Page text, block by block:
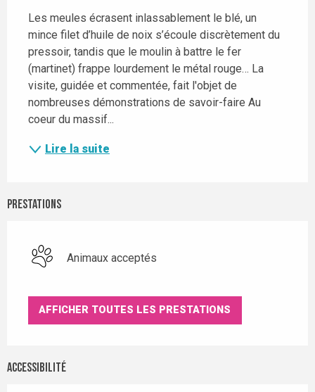
Les meules écrasent inlassablement le blé, un
mince filet d’huile de noix s’écoule discrètement du
pressoir, tandis que le moulin à battre le fer
(martinet) frappe lourdement le métal rouge… La
visite, guidée et commentée, fait l'objet de
nombreuses démonstrations de savoir-faire Au
coeur du massif...
Lire la suite
Prestations
Animaux acceptés
AFFICHER TOUTES LES PRESTATIONS
Accessibilité